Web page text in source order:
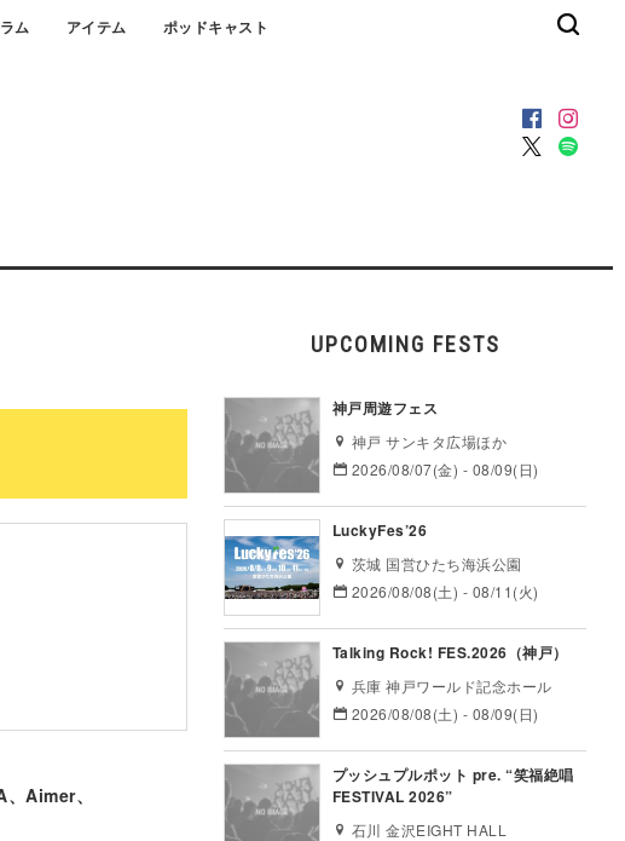
ム アイテム ポッドキャスト
Aimer、
UPCOMING FESTS
神戸周遊フェス
神戸 サンキタ広場ほか
2026/08/07(金) - 08/09(日)
LuckyFes’26
茨城 国営ひたち海浜公園
2026/08/08(土) - 08/11(火)
Talking Rock! FES.2026（神戸）
兵庫 神戸ワールド記念ホール
2026/08/08(土) - 08/09(日)
プッシュプルポット pre. “笑福絶唱
FESTIVAL 2026”
石川 金沢EIGHT HALL